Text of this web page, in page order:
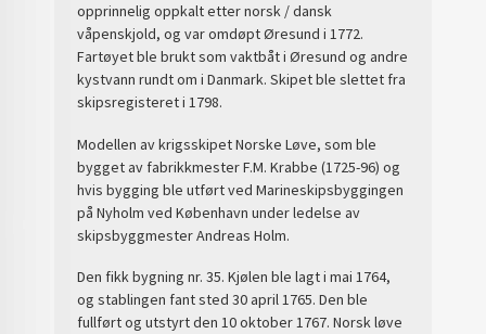
opprinnelig oppkalt etter norsk / dansk
våpenskjold, og var omdøpt Øresund i 1772.
Fartøyet ble brukt som vaktbåt i Øresund og andre
kystvann rundt om i Danmark. Skipet ble slettet fra
skipsregisteret i 1798.
Modellen av krigsskipet Norske Løve, som ble
bygget av fabrikkmester F.M. Krabbe (1725-96) og
hvis bygging ble utført ved Marineskipsbyggingen
på Nyholm ved København under ledelse av
skipsbyggmester Andreas Holm.
Den fikk bygning nr. 35. Kjølen ble lagt i mai 1764,
og stablingen fant sted 30 april 1765. Den ble
fullført og utstyrt den 10 oktober 1767. Norsk løve